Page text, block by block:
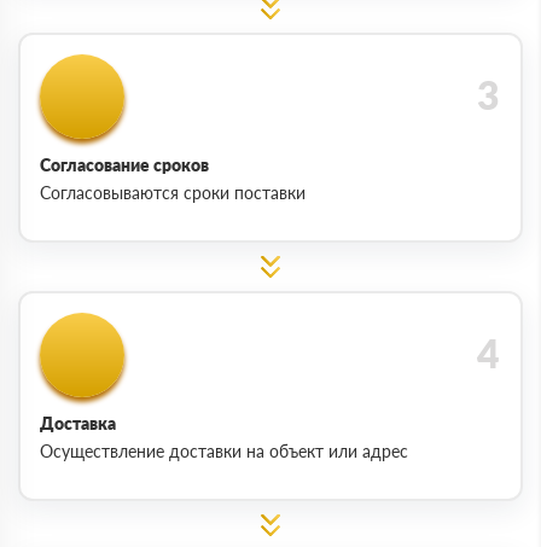
Согласование сроков
Согласовываются сроки поставки
Доставка
Осуществление доставки на объект или адрес